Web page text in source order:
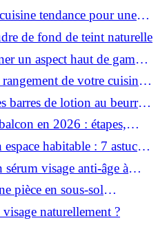
tendance pour une
de fond de teint naturelle
un aspect haut de gamme
de votre cuisine
barres de lotion au beurre
en 2026 : étapes,
habitable : 7 astuces
visage anti-âge à
pièce en sous-sol
naturellement ?